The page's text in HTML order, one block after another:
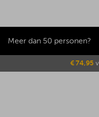
Meer dan 50 personen?
€ 74,95